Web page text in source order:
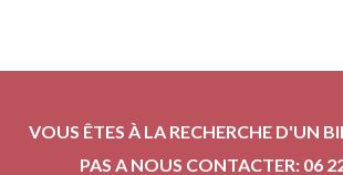
VOUS ÊTES À LA RECHERCHE D'UN
PAS A NOUS CONTACTER: 06